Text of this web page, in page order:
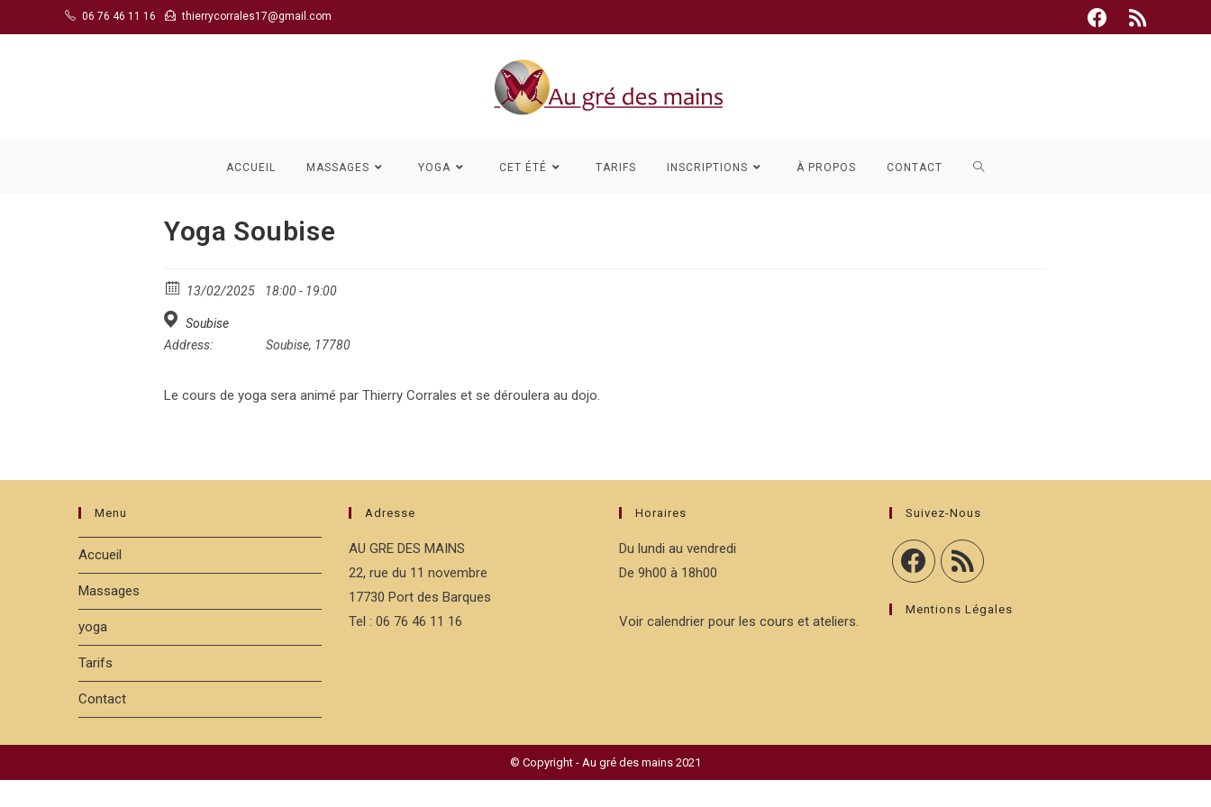
to
06 76 46 11 16 thierrycorrales17@gmail.com
ACCUEIL MASSAGES YOGA CET ÉTÉ TARIFS INSCRIPTIONS À PROPOS CONTACT TOGGLE
Yoga Soubise
13/02/2025 18:00 - 19:00
Soubise
Address:
Soubise, 17780
Le cours de yoga sera animé par Thierry Corrales et se déroulera au dojo.
Menu
Accueil
Massages
yoga
Tarifs
Contact
Adresse
AU GRE DES MAINS
22, rue du 11 novembre
17730 Port des Barques
Tel : 06 76 46 11 16
Horaires
Du lundi au vendredi
De 9h00 à 18h00
Voir calendrier pour les cours et ateliers.
Suivez-Nous
Mentions Légales
© Copyright - Au gré des mains 2021